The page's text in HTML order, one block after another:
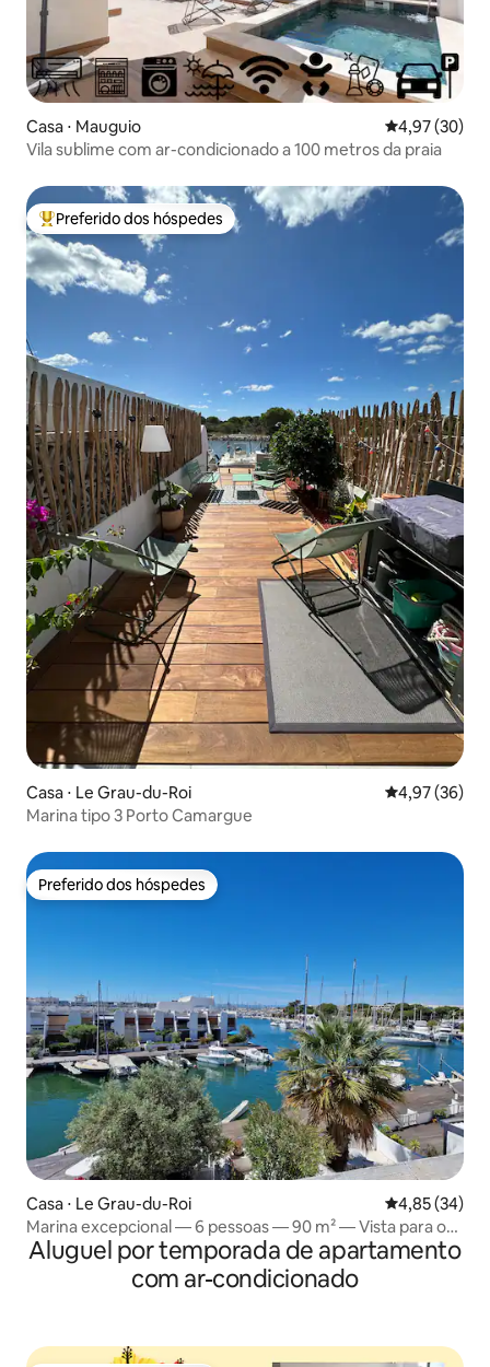
Casa ⋅ Mauguio 4,97 de uma
4,97 (30)
Vila sublime com ar-condicionado a 100 metros da praia
Entre os melhores preferidos dos hóspedes
Preferido dos hóspedes
Casa ⋅ Le Grau-du-Roi 4,97 de uma
4,97 (36)
Marina tipo 3 Porto Camargue
Preferido dos hóspedes
Preferido dos hóspedes
Casa ⋅ Le Grau-du-Roi 4,85 de uma
4,85 (34)
Marina excepcional — 6 pessoas — 90 m² — Vista para o
mar Cinema
Aluguel por temporada de apartamento
com ar-condicionado